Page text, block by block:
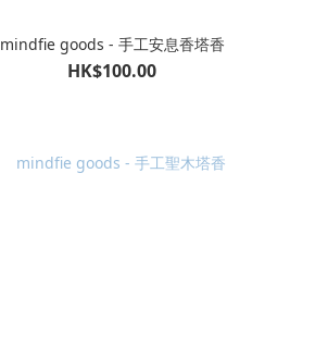
mindfie goods - 手工安息香塔香
HK$100.00